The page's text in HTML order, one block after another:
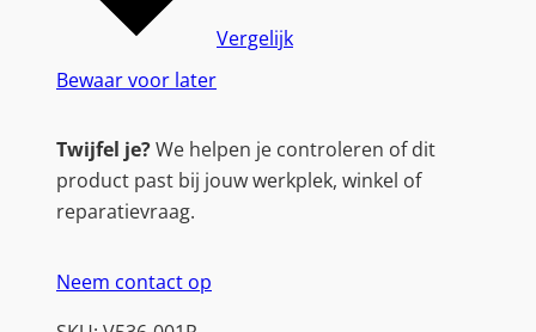
Bewaar voor later
Vergelijk
Twijfel je?We helpen je controleren of dit
product past bij jouw werkplek, winkel of
reparatievraag.
Neem contact op